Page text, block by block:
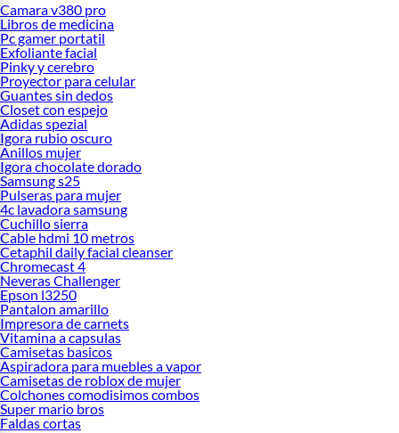
Camara v380 pro
Libros de medicina
Pc gamer portatil
Exfoliante facial
Pinky y cerebro
Proyector para celular
Guantes sin dedos
Closet con espejo
Adidas spezial
Igora rubio oscuro
Anillos mujer
Igora chocolate dorado
Samsung s25
Pulseras para mujer
4c lavadora samsung
Cuchillo sierra
Cable hdmi 10 metros
Cetaphil daily facial cleanser
Chromecast 4
Neveras Challenger
Epson l3250
Pantalon amarillo
Impresora de carnets
Vitamina a capsulas
Camisetas basicos
Aspiradora para muebles a vapor
Camisetas de roblox de mujer
Colchones comodisimos combos
Super mario bros
Faldas cortas